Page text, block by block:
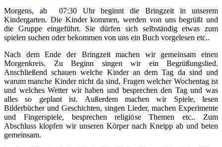
Morgens, ab 07:30 Uhr beginnt die Bringzeit in unserem
Kindergarten. Die Kinder kommen, werden von uns begrüßt und
die Gruppe eingeführt. Sie dürfen sich selbständig etwas zum
spielen suchen oder bekommen von uns ein Buch vorgelesen etc..
Nach dem Ende der Bringzeit machen wir gemeinsam einen
Morgenkreis. Zu Beginn singen wir ein Begrüßungslied.
Anschließend schauen welche Kinder an dem Tag da sind und
warum manche Kinder nicht da sind, Fragen welcher Wochentag ist
und welches Wetter wir haben und besprechen den Tag und was
alles so geplant ist. Außerdem machen wir Spiele, lesen
Bilderbücher und Geschichten, singen Lieder, machen Experimente
und Fingerspiele, besprechen religiöse Themen etc.. Zum
Abschluss klopfen wir unseren Körper nach Kneipp ab und beten
gemeinsam.